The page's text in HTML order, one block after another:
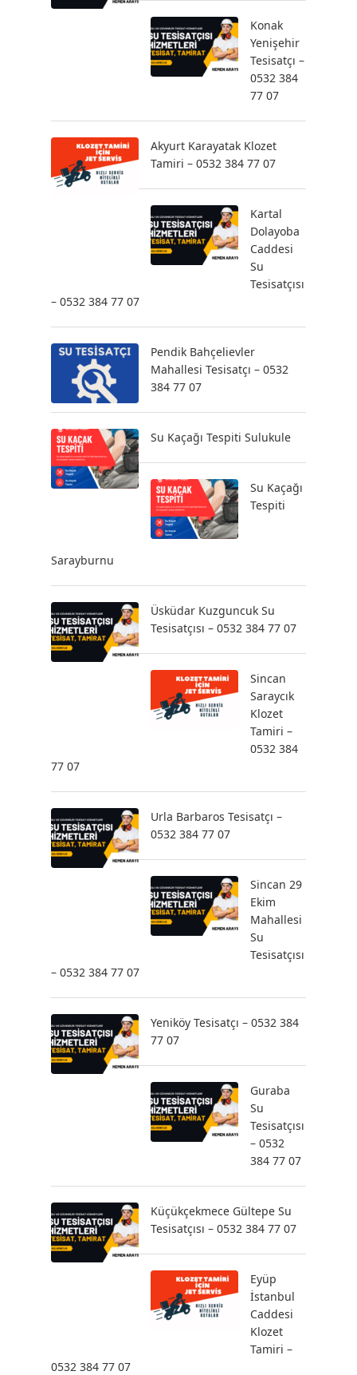
Konak
Yenişehir
Tesisatçı –
0532 384
77 07
Akyurt Karayatak Klozet
Tamiri – 0532 384 77 07
Kartal
Dolayoba
Caddesi
Su
Tesisatçısı
– 0532 384 77 07
Pendik Bahçelievler
Mahallesi Tesisatçı – 0532
384 77 07
Su Kaçağı Tespiti Sulukule
Su Kaçağı
Tespiti
Sarayburnu
Üsküdar Kuzguncuk Su
Tesisatçısı – 0532 384 77 07
Sincan
Saraycık
Klozet
Tamiri –
0532 384
77 07
Urla Barbaros Tesisatçı –
0532 384 77 07
Sincan 29
Ekim
Mahallesi
Su
Tesisatçısı
– 0532 384 77 07
Yeniköy Tesisatçı – 0532 384
77 07
Guraba
Su
Tesisatçısı
– 0532
384 77 07
Küçükçekmece Gültepe Su
Tesisatçısı – 0532 384 77 07
Eyüp
İstanbul
Caddesi
Klozet
Tamiri –
0532 384 77 07